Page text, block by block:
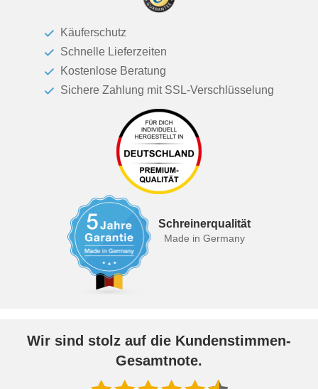
Käuferschutz
Schnelle Lieferzeiten
Kostenlose Beratung
Sichere Zahlung mit SSL-Verschlüsselung
Schreinerqualität
Made in Germany
Wir sind stolz auf die Kundenstimmen-
Gesamtnote.